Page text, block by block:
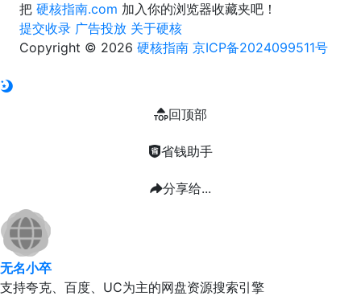
把 硬核指南.com 加入你的浏览器收藏夹吧！
提交收录 广告投放 关于硬核
Copyright © 2026 硬核指南 京ICP备2024099511号
回顶部
省钱助手
分享给...
无名小卒
支持夸克、百度、UC为主的网盘资源搜索引擎